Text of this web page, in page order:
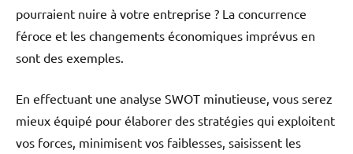
pourraient nuire à votre entreprise ? La concurrence
féroce et les changements économiques imprévus en
sont des exemples.
En effectuant une analyse SWOT minutieuse, vous serez
mieux équipé pour élaborer des stratégies qui exploitent
vos forces, minimisent vos faiblesses, saisissent les